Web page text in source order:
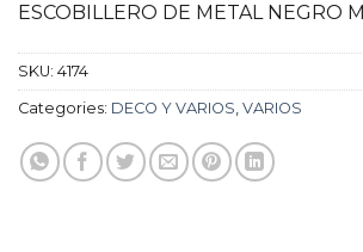
ESCOBILLERO DE METAL NEGRO
SKU: 4174
Categories: DECO Y VARIOS, VARIOS